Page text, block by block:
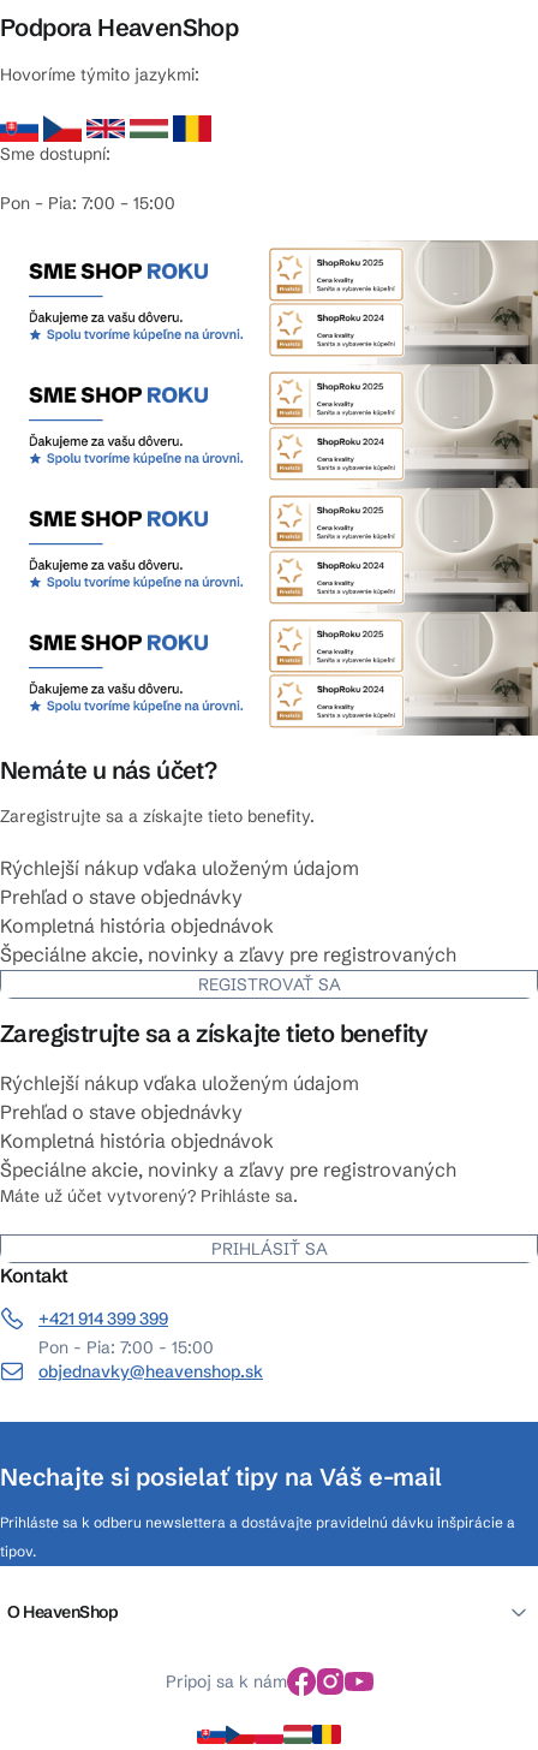
Podpora HeavenShop
Hovoríme týmito jazykmi:
Sme dostupní:
Pon – Pia: 7:00 – 15:00
Nemáte u nás účet?
Zaregistrujte sa a získajte tieto benefity.
Rýchlejší nákup vďaka uloženým údajom
Prehľad o stave objednávky
Kompletná história objednávok
Špeciálne akcie, novinky a zľavy pre registrovaných
REGISTROVAŤ SA
Zaregistrujte sa a získajte tieto benefity
Rýchlejší nákup vďaka uloženým údajom
Prehľad o stave objednávky
Kompletná história objednávok
Špeciálne akcie, novinky a zľavy pre registrovaných
Máte už účet vytvorený? Prihláste sa.
PRIHLÁSIŤ SA
Kontakt
+421 914 399 399
Pon - Pia: 7:00 - 15:00
objednavky@heavenshop.sk
Nechajte si posielať tipy na Váš e-mail
Prihláste sa k odberu newslettera a dostávajte pravidelnú dávku inšpirácie a
tipov.
O HeavenShop
Pripoj sa k nám